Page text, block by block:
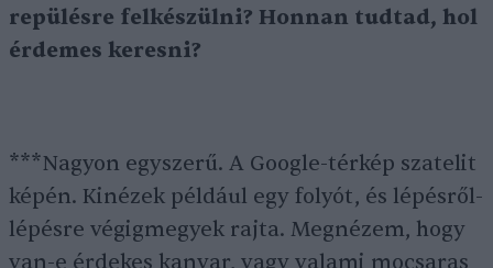
repülésre felkészülni? Honnan tudtad, hol
érdemes keresni?
***Nagyon egyszerű. A Google-térkép szatelit
képén. Kinézek például egy folyót, és lépésről-
lépésre végigmegyek rajta. Megnézem, hogy